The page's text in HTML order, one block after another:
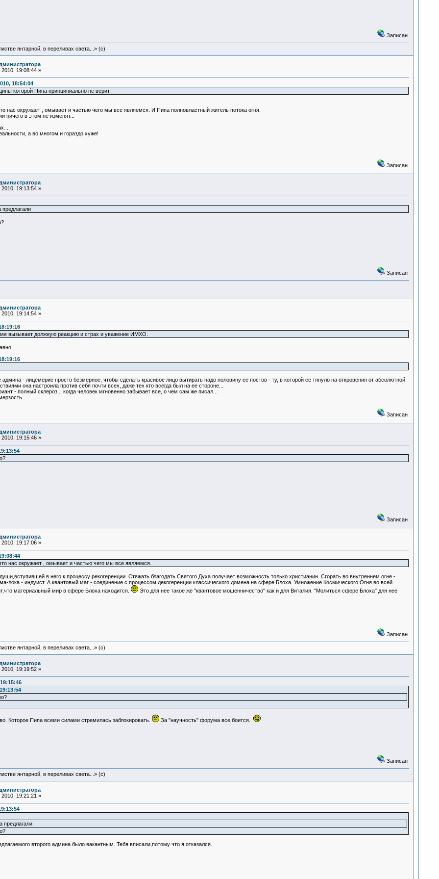
Записан
янтарной, в переливах света...» (c)
19:08:44 »
18:54:04
которой Пипа принципиально не верит.
нас окружает , омывает и частью чего мы все являемся. И Пипа полновластный житель потока огня.
ничего в этом не изменят...
а во многом и гораздо хуже!
Записан
19:13:54 »
Записан
19:14:54 »
вызывает должную реакцию и страх и уважение ИМХО.
- лицемерие просто безмерное, чтобы сделать красивое лицо вытирать надо половину ее постов - ту, в которой ее тянуло на откровения от абсолютной
она настроила против себя почти всех, даже тех кто всегда был на ее стороне...
- полный склероз... когда человек мгновенно забывает все, о чем сам же писал...
Записан
19:15:46 »
Записан
19:17:06 »
нас окружает , омывает и частью чего мы все являемся.
в него,к процессу рекогеренции. Стяжать благодать Святого Духа получает возможность только христианин. Сгорать во внутреннем огне -
лока - индуист. А квантовый маг - соединение с процессом декогеренции классического домена на сфере Блоха. Умножение Космического Огня во всей
материальный мир в сфере Блоха находится.
Это для нее такое же "квантовое мошенничество" как и для Виталия. "Молиться сфере Блоха" для нее
Записан
янтарной, в переливах света...» (c)
19:19:52 »
Которое Пипа всеми силами стремилась заблокировать. За "научность" форума все боится.
Записан
янтарной, в переливах света...» (c)
19:21:21 »
предлагали
второго админа было вакантным. Тебя вписали,потому что я отказался.